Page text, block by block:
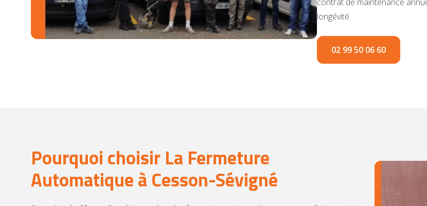
longévité.
02 99 50 06 60
Pourquoi choisir La Fermeture
Automatique à Cesson-Sévigné